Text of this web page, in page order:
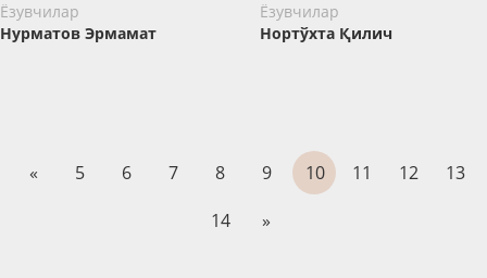
Ёзувчилар
Нурматов Эрмамат
Ёзувчилар
Нортўхта Қилич
« 5 6 7 8 9 10 11 12
13
14
»